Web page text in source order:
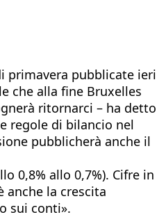
primavera pubblicate ieri
che alla fine Bruxelles
ritornarci – ha detto
regole di bilancio nel
pubblicherà anche il
0,8% allo 0,7%). Cifre in
anche la crescita
sui conti».